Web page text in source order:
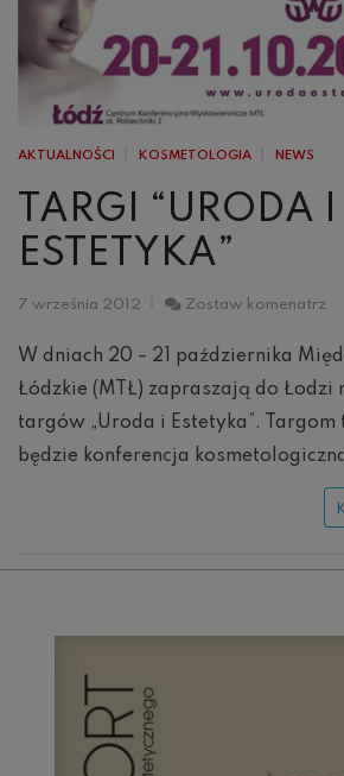
AKTUALNOŚCI KOSMETOLOGIA NEWS
TARGI “URODA I
ESTETYKA”
7 września 2012 Zostaw komenatrz
W dniach 20 – 21 października
Łódzkie (MTŁ) zapraszają do Łodzi
targów „Uroda i Estetyka”. Targom
będzie konferencja